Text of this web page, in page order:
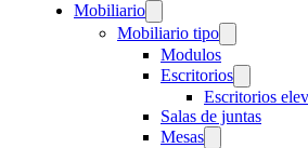
Mobiliario
Mobiliario tipo
Modulos
Escritorios
Escritorios
Salas de juntas
Mesas